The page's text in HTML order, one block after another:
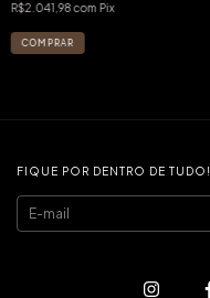
R$2.041,98com Pix
FIQUE POR DENTRO DE TUDO!